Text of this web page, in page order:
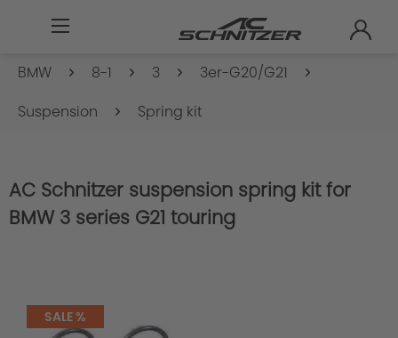
BMW 8-1 3
3er-G20/G21
Suspension
Spring kit
AC Schnitzer suspension spring kit for
BMW 3 series G21 touring
SALE %